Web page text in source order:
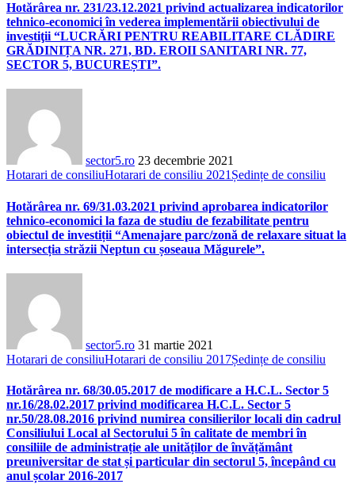
Hotărârea nr. 231/23.12.2021 privind actualizarea indicatorilor
tehnico-economici în vederea implementării obiectivului de
investiţii “LUCRĂRI PENTRU REABILITARE CLĂDIRE
GRĂDINIȚA NR. 271, BD. EROII SANITARI NR. 77,
SECTOR 5, BUCUREȘTI”.
sector5.ro 23 decembrie 2021
Hotarari de consiliuHotarari de consiliu 2021Ședințe de consiliu
Hotărârea nr. 69/31.03.2021 privind aprobarea indicatorilor
tehnico-economici la faza de studiu de fezabilitate pentru
obiectul de investiții “Amenajare parc/zonă de relaxare situat la
intersecția străzii Neptun cu șoseaua Măgurele”.
sector5.ro 31 martie 2021
Hotarari de consiliuHotarari de consiliu 2017Ședințe de consiliu
Hotărârea nr. 68/30.05.2017 de modificare a H.C.L. Sector 5
nr.16/28.02.2017 privind modificarea H.C.L. Sector 5
nr.50/28.08.2016 privind numirea consilierilor locali din cadrul
Consiliului Local al Sectorului 5 în calitate de membri în
consiliile de administrație ale unităților de învățământ
preuniversitar de stat și particular din sectorul 5, începând cu
anul școlar 2016-2017